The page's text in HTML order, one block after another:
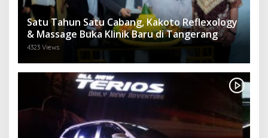
Satu Tahun Satu Cabang, Kakoto Reflexology
& Massage Buka Klinik Baru di Tangerang
4323 Views